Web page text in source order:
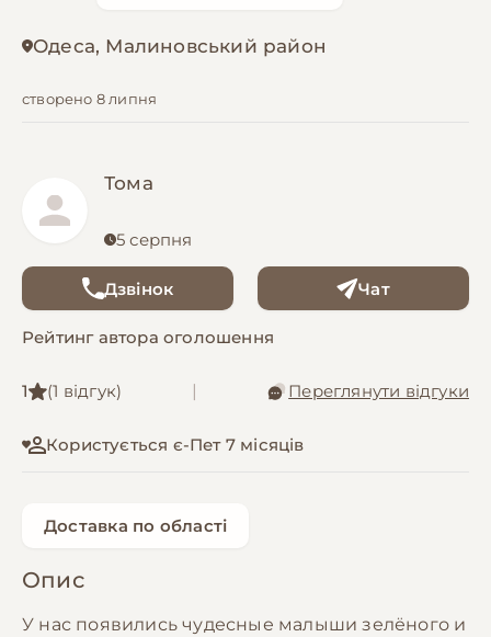
Одеса, Малиновський район
створено 8 липня
Тома
5 серпня
Дзвінок Чат
Рейтинг автора оголошення
1 (1 відгук) Переглянути відгуки
Користується є-Пет 7 місяців
Доставка по області
Опис
У нас появились чудесные малыши зелёного и